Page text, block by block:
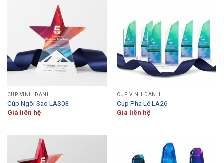
CÚP VINH DANH
Cúp Ngôi Sao LAS03
Giá liên hệ
CÚP VINH DANH
Cúp Pha Lê LA26
Giá liên hệ